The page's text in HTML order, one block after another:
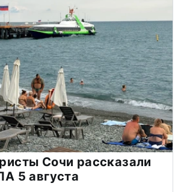
Сочи рассказали
5 августа